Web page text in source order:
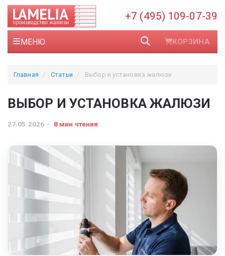
+7 (495) 109-07-39
МЕНЮ КОРЗИНА
Главная Статьи Выбор и установка жалюзи
ВЫБОР И УСТАНОВКА ЖАЛЮЗИ
27.05.2026 8 мин чтения